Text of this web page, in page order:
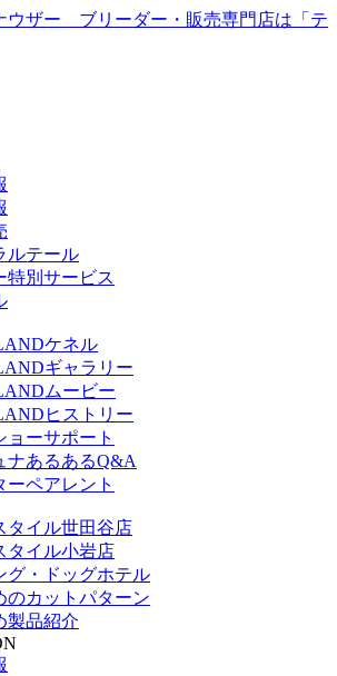
ルテール
特別サービス
ケネル
ギャラリー
ムービー
ヒストリー
ョーサポート
ナあるあるQ&A
ーペアレント
タイル世田谷店
タイル小岩店
グ・ドッグホテル
のカットパターン
製品紹介